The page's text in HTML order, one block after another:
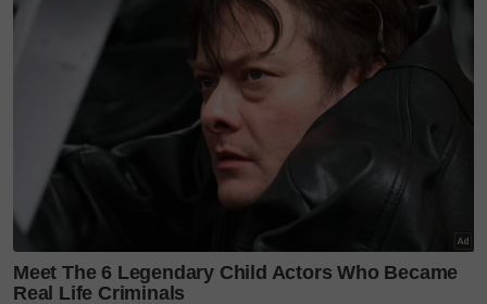
"82.4 peratus daripada remaja
(12-17 tahun) telah diberikan
sekurang-kurangnya satu dos
vaksin dan 62 peratus telah
lengkap dua dos.
angan lupa
kami
diInstagram!